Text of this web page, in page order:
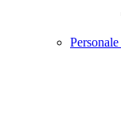
Personale